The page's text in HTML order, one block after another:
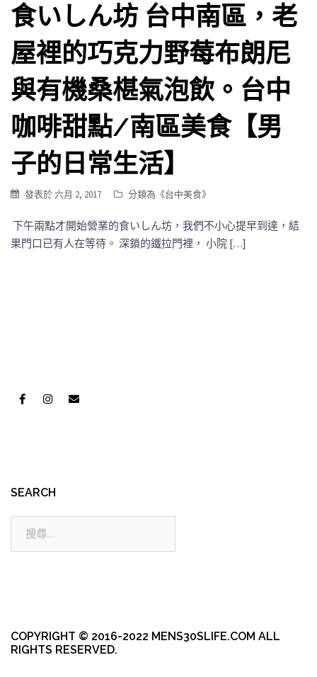
食いしん坊 台中南區，老
屋裡的巧克力野莓布朗尼
與有機桑椹氣泡飲。台中
咖啡甜點/南區美食【男
子的日常生活】
發表於六月 2, 2017 分類為《台中美食》
下午兩點才開始營業的食いしん坊，我們不小心提早到達，結
果門口已有人在等待。 深鎖的鐵拉門裡， 小院 […]
SEARCH
COPYRIGHT © 2016-2022 MENS30SLIFE.COM ALL
RIGHTS RESERVED.